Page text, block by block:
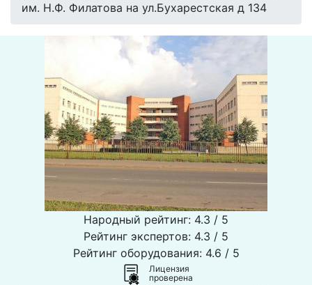
им. Н.Ф. Филатова на ул.Бухарестская д 134
Народный рейтинг: 4.3 / 5
Рейтинг экспертов: 4.3 / 5
Рейтинг оборудования: 4.6 / 5
Лицензия
проверена